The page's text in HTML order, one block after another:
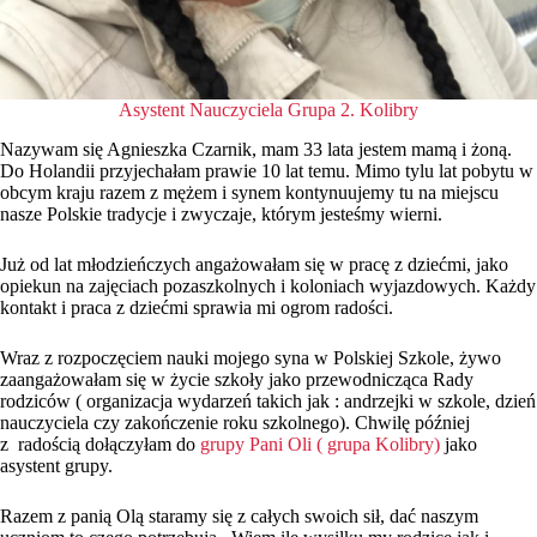
Asystent Nauczyciela Grupa 2. Kolibry
Nazywam się Agnieszka Czarnik, mam 33 lata jestem mamą i żoną.
Do Holandii przyjechałam prawie 10 lat temu. Mimo tylu lat pobytu w
obcym kraju razem z mężem i synem kontynuujemy tu na miejscu
nasze Polskie tradycje i zwyczaje, którym jesteśmy wierni.
Już od lat młodzieńczych angażowałam się w pracę z dziećmi, jako
opiekun na zajęciach pozaszkolnych i koloniach wyjazdowych. Każdy
kontakt i praca z dziećmi sprawia mi ogrom radości.
Wraz z rozpoczęciem nauki mojego syna w Polskiej Szkole, żywo
zaangażowałam się w życie szkoły jako przewodnicząca Rady
rodziców ( organizacja wydarzeń takich jak : andrzejki w szkole, dzień
nauczyciela czy zakończenie roku szkolnego). Chwilę później
z radością dołączyłam do grupy Pani Oli ( grupa Kolibry) jako
asystent grupy.
Razem z panią Olą staramy się z całych swoich sił, dać naszym